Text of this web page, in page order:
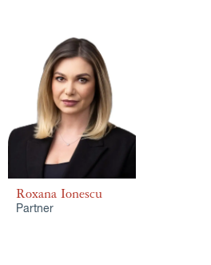
Roxana Ionescu
Partner